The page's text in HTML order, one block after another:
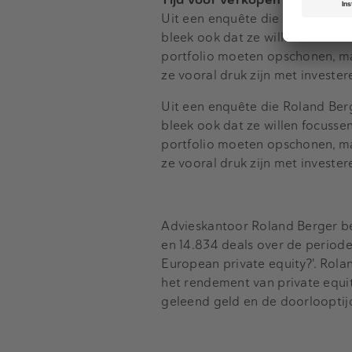
Uit een enquête die Roland
bleek ook dat ze willen
portfolio moeten opschonen,
ze vooral druk zijn met
Uit een enquête die Roland
bleek ook dat ze willen
portfolio moeten opschonen,
ze vooral druk zijn met
Advieskantoor Roland Berger
en 14.834 deals over de
European private equity?'.
het rendement van private
geleend geld en de